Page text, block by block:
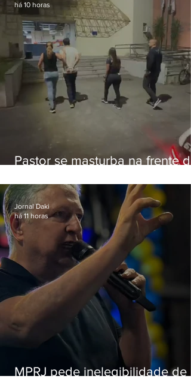
Pastor se masturba na frente de
há 10 horas
MPRJ pede inelegibilidade de
Jornal Daki
há 11 horas